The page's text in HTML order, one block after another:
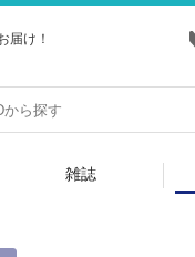
届け！
雑誌